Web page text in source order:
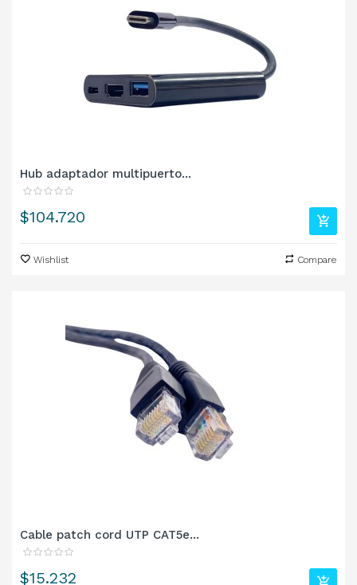
Hub adaptador multipuerto...
Precio
$104.720
Wishlist Compare
Cable patch cord UTP CAT5e...
Precio
$15.232